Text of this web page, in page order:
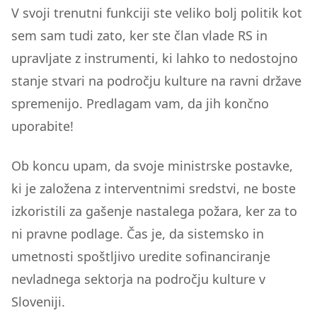
V svoji trenutni funkciji ste veliko bolj politik kot
sem sam tudi zato, ker ste član vlade RS in
upravljate z instrumenti, ki lahko to nedostojno
stanje stvari na področju kulture na ravni države
spremenijo. Predlagam vam, da jih končno
uporabite!
Ob koncu upam, da svoje ministrske postavke,
ki je založena z interventnimi sredstvi, ne boste
izkoristili za gašenje nastalega požara, ker za to
ni pravne podlage. Čas je, da sistemsko in
umetnosti spoštljivo uredite sofinanciranje
nevladnega sektorja na področju kulture v
Sloveniji.